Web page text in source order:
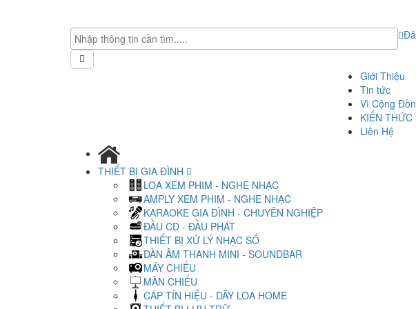
Giới Thiệu
Tin tức
Vì Cộng
KIẾN THỨC
Liên Hệ
THIẾT BỊ GIA ĐÌNH
LOA XEM PHIM - NGHE NHẠC
AMPLY XEM PHIM - NGHE NHẠC
KARAOKE GIA ĐÌNH - CHUYÊN NGHIỆP
ĐẦU CD - ĐẦU PHÁT
THIẾT BỊ XỬ LÝ NHẠC SỐ
DÀN ÂM THANH MINI - SOUNDBAR
MÁY CHIẾU
MÀN CHIẾU
CÁP TÍN HIỆU - DÂY LOA HOME